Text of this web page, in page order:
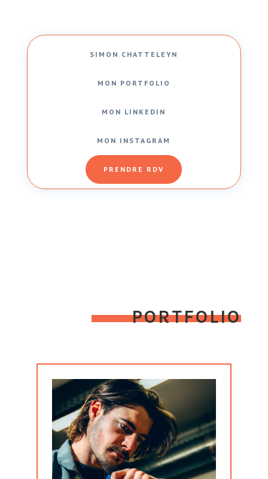
SIMON CHATTELEYN
MON PORTFOLIO
MON LINKEDIN
MON INSTAGRAM
PRENDRE RDV
PORTFOLIO